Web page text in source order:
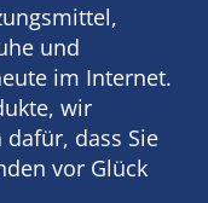
und
im Internet.
wir
dass Sie
vor Glück